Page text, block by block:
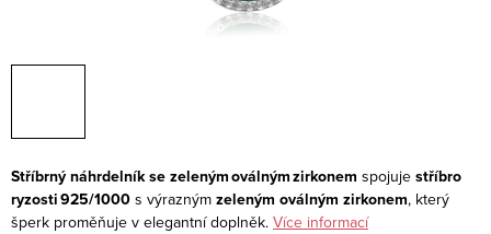
Stříbrný náhrdelník se zeleným oválným zirkonem spojuje stříbro
ryzosti 925/1000 s výrazným zeleným oválným zirkonem, který
šperk proměňuje v elegantní doplněk. Více informací